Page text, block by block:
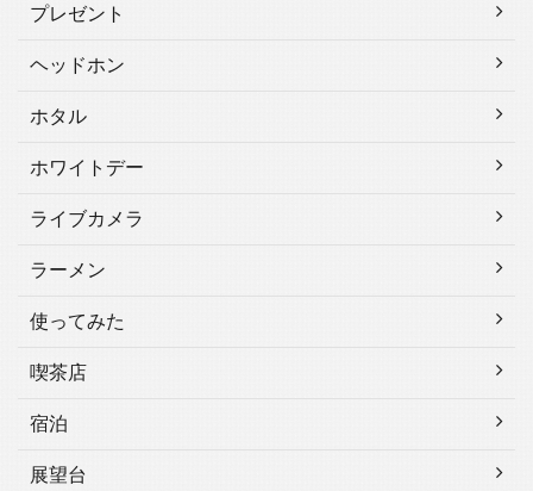
プレゼント
ヘッドホン
ホタル
ホワイトデー
ライブカメラ
ラーメン
使ってみた
喫茶店
宿泊
展望台